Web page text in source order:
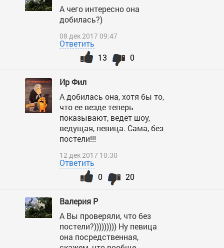
А чего интересно она
добилась?)
08 дек 2017 09:47
Ответить
0
13
Ир Фил
А добилась она, хотя бы то,
что ее везде теперь
показывают, ведет шоу,
ведущая, певица. Сама, без
постели!!!
12 дек 2017 10:30
Ответить
20
0
Валерия Р
А Вы проверяли, что без
постели?))))))))) Ну певица
она посредственная,